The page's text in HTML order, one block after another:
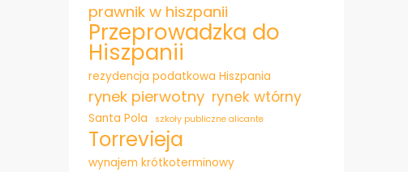
prawnik w hiszpanii
Przeprowadzka do
Hiszpanii
rezydencja podatkowa Hiszpania
rynek pierwotny rynek wtórny
Santa Pola szkoły publiczne alicante
Torrevieja
wynajem krótkoterminowy